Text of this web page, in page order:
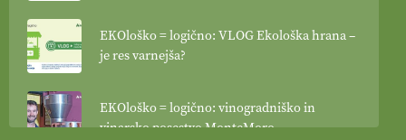
EKOloško = logično: VLOG Ekološka hrana –
je res varnejša?
EKOloško = logično: vinogradniško in
vinarsko posestvo MonteMoro